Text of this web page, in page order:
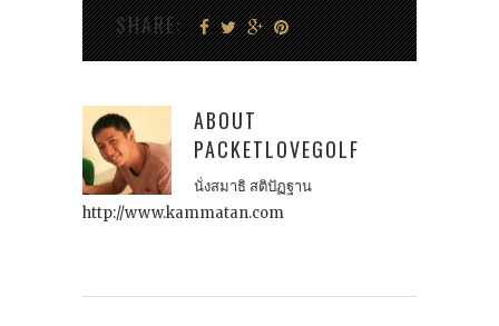
SHARE:
ABOUT
PACKETLOVEGOLF
นั่งสมาธิ สติปัฏฐาน
http://www.kammatan.com